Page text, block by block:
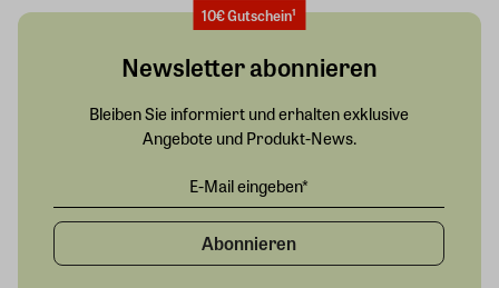
10€ Gutschein¹
Newsletter abonnieren
Bleiben Sie informiert und erhalten exklusive
Angebote und Produkt-News.
Abonnieren